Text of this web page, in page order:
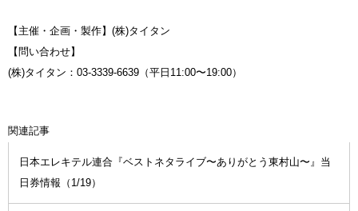
【主催・企画・製作】(株)タイタン
【問い合わせ】
(株)タイタン：03-3339-6639（平日11:00〜19:00）
関連記事
日本エレキテル連合『ベストネタライブ〜ありがとう東村山〜』当
日券情報（1/19）